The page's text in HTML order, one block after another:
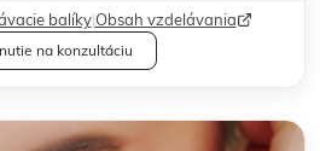
balíky|Obsah vzdelávania
na konzultáciu